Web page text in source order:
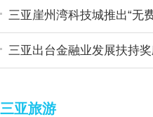
三亚崖州湾科技城推出“无
三亚出台金融业发展扶持
三亚旅游